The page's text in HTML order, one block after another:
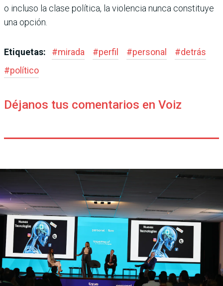
o incluso la clase política, la violencia nunca constituye
una opción.
Etiquetas: #mirada #perfil #personal #detrás
#político
Déjanos tus comentarios en Voiz